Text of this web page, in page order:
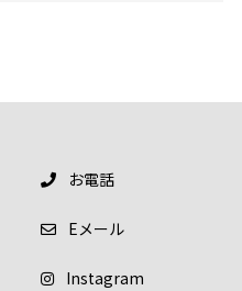
お電話
Eメール
Instagram